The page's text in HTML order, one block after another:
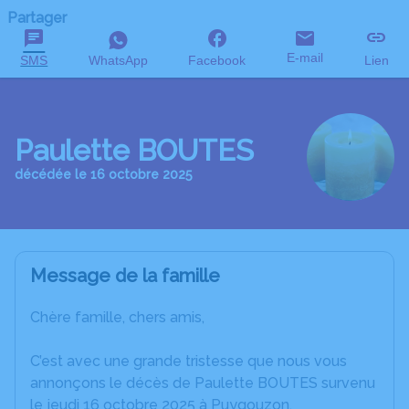
Partager
SMS WhatsApp Facebook E-mail Lien
Paulette BOUTES
décédée le 16 octobre 2025
Message de la famille
Chère famille, chers amis,
C’est avec une grande tristesse que nous vous
annonçons le décès de Paulette BOUTES survenu
le jeudi 16 octobre 2025 à Puygouzon.